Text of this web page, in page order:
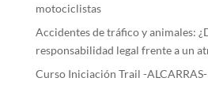
motociclistas
Accidentes de tráfico y animales:
responsabilidad legal frente a un
Curso Iniciación Trail -